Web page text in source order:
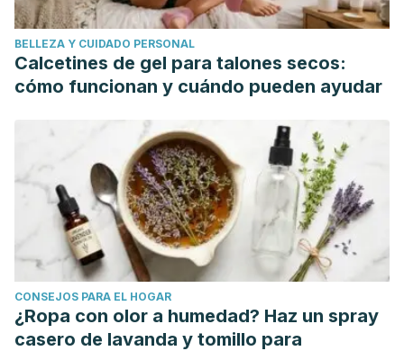
ScientificWorldJournal. 2021 Dec 30;2021:8817288.
BELLEZA Y CUIDADO PERSONAL
Calcetines de gel para talones secos:
cómo funcionan y cuándo pueden ayudar
CONSEJOS PARA EL HOGAR
¿Ropa con olor a humedad? Haz un spray
casero de lavanda y tomillo para